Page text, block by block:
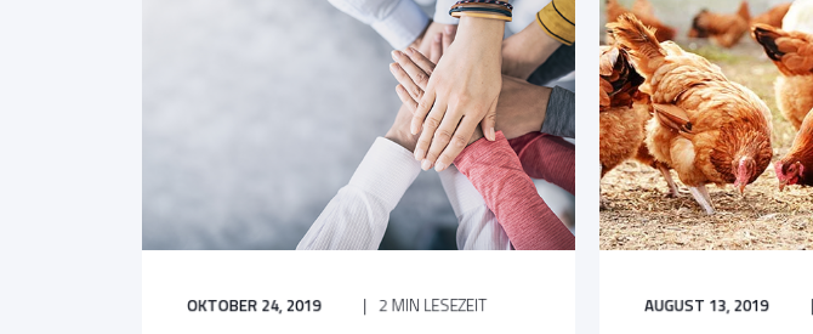
OKTOBER 24, 2019 2 MIN LESEZEIT AUGUST 13, 2019